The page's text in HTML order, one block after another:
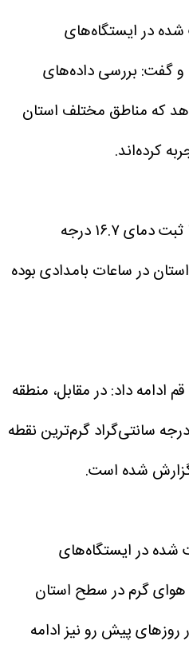
شده در ایستگاه‌های
و گفت: بررسی داده‌های
که مناطق مختلف استان
کرده‌اند.
وی افزود: منطقه پلنگ‌دره با ثبت دمای ۱۶.۷ درجه
در ساعات بامدادی بوده
ادامه داد: در مقابل، منطقه
جمکران با ثبت دمای ۳۹.۳ درجه سانتی‌گراد گرم‌ترین نقطه
گزارش شده است.
شده در ایستگاه‌های
هوای گرم در سطح استان
پیش رو نیز ادامه